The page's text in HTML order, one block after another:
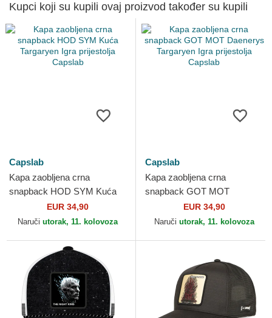
Kupci koji su kupili ovaj proizvod također su kupili
Capslab
Kapa zaobljena crna
snapback HOD SYM Kuća
Targaryen Igra prijestolja
Capslab
EUR 34,90
Naruči utorak, 11. kolovoza
Capslab
Kapa zaobljena crna
snapback GOT MOT
Daenerys Targaryen Igra
prijestolja Capslab
EUR 34,90
Naruči utorak, 11. kolovoza